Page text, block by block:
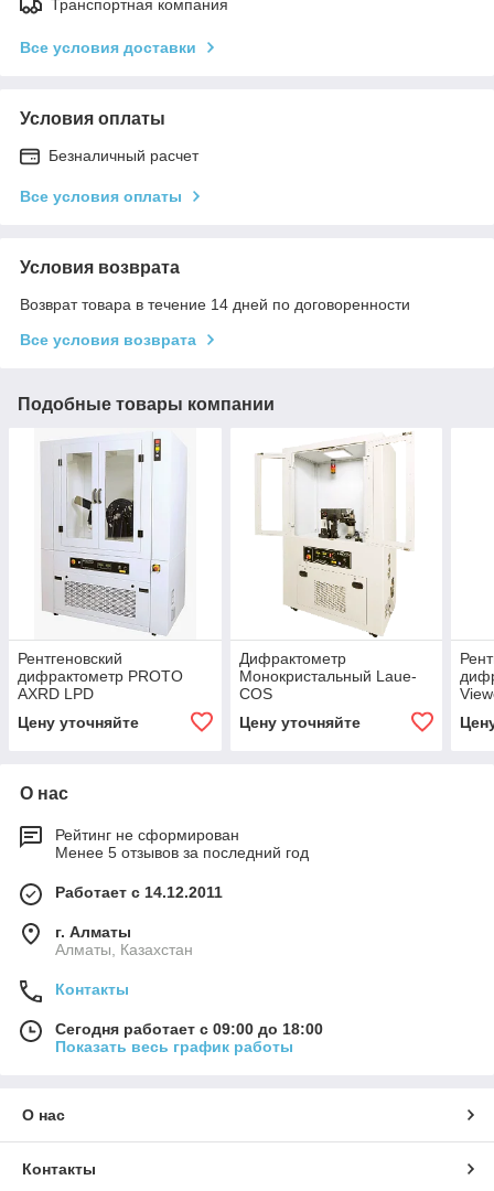
Транспортная компания
Все условия доставки
Условия оплаты
Безналичный расчет
Все условия оплаты
Условия возврата
Возврат товара в течение 14 дней по договоренности
Все условия возврата
Подобные товары компании
Рентгеновский
дифрактометр PROTO
AXRD LPD
Цену уточняйте
Дифрактометр
Монокристальный Laue-
COS
Цену уточняйте
О нас
Рейтинг не сформирован
Менее 5 отзывов за последний год
Работает с 14.12.2011
г. Алматы
Алматы, Казахстан
Контакты
Сегодня работает с 09:00 до 18:00
Показать весь график работы
О нас
Контакты